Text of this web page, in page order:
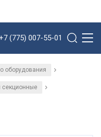
(775) 007-55-01
оборудования /
секционные /